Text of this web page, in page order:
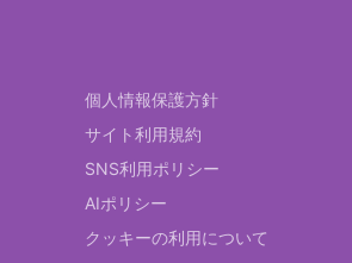
個人情報保護方針
サイト利用規約
SNS利用ポリシー
AIポリシー
クッキーの利用について